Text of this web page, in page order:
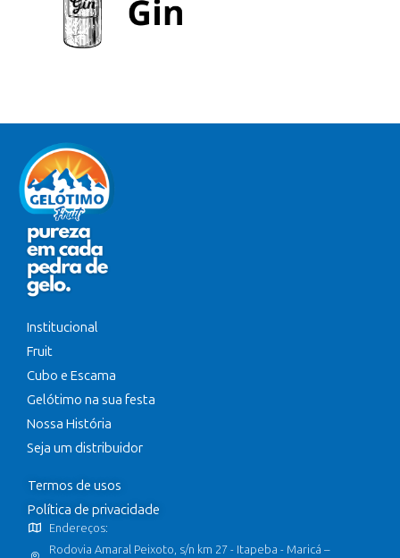
Institucional
Fruit
Cubo e Escama
Gelótimo na sua festa
Nossa História
Seja um distribuidor
Termos de usos
Política de privacidade
Endereços:
Rodovia Amaral Peixoto, s/n km 27 - Itapeba - Maricá –